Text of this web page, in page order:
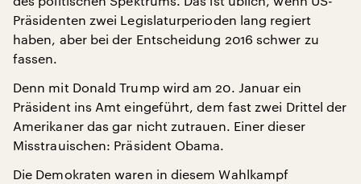
Präsidenten zwei Legislaturperioden lang regiert
haben, aber bei der Entscheidung 2016 schwer zu
fassen.
Denn mit Donald Trump wird am 20. Januar ein
Präsident ins Amt eingeführt, dem fast zwei Drittel der
Amerikaner das gar nicht zutrauen. Einer dieser
Misstrauischen: Präsident Obama.
Die Demokraten waren in diesem Wahlkampf